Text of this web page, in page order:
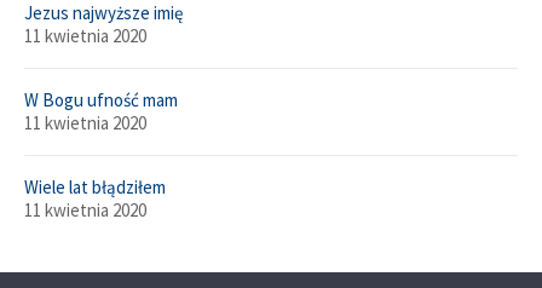
Jezus najwyższe imię
11 kwietnia 2020
W Bogu ufność mam
11 kwietnia 2020
Wiele lat błądziłem
11 kwietnia 2020